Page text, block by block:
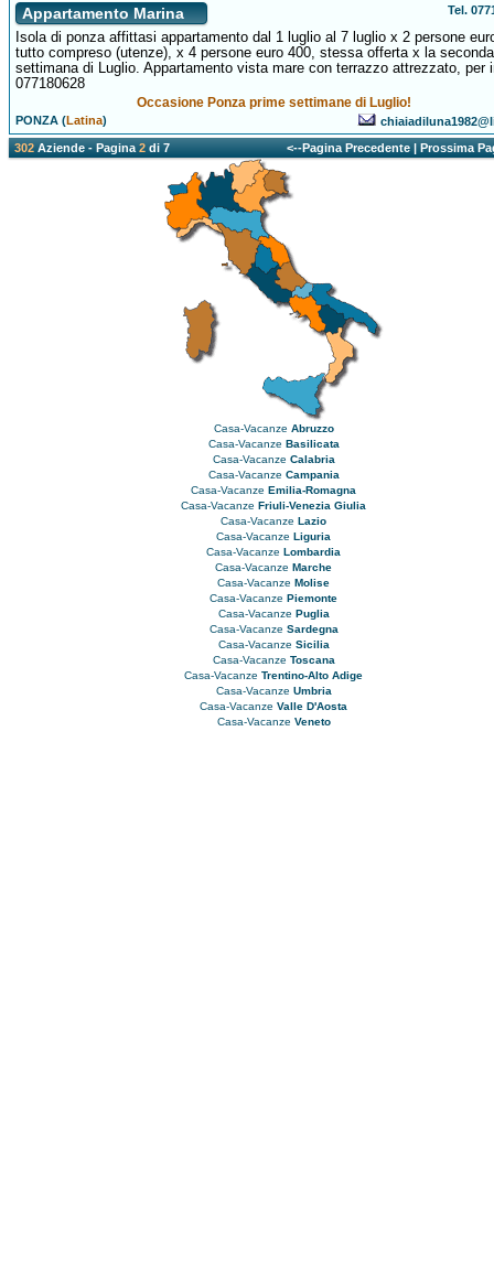
Appartamento Marina Tel.
Isola di ponza affittasi appartamento dal 1 luglio al 7 luglio x 2 persone
tutto compreso (utenze), x 4 persone euro 400, stessa offerta x la seconda
settimana di Luglio. Appartamento vista mare con terrazzo attrezzato, per
077180628
Occasione Ponza prime settimane di Luglio!
PONZA (Latina)
302Aziende - Pagina2di 7 <--Pagina Precedente|Prossima
Casa-Vacanze Abruzzo
Casa-Vacanze Basilicata
Casa-Vacanze Calabria
Casa-Vacanze Campania
Casa-Vacanze Emilia-Romagna
Casa-Vacanze Friuli-Venezia Giulia
Casa-Vacanze Lazio
Casa-Vacanze Liguria
Casa-Vacanze Lombardia
Casa-Vacanze Marche
Casa-Vacanze Molise
Casa-Vacanze Piemonte
Casa-Vacanze Puglia
Casa-Vacanze Sardegna
Casa-Vacanze Sicilia
Casa-Vacanze Toscana
Casa-Vacanze Trentino-Alto Adige
Casa-Vacanze Umbria
Casa-Vacanze Valle D'Aosta
Casa-Vacanze Veneto